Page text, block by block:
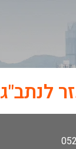
לנתב"ג